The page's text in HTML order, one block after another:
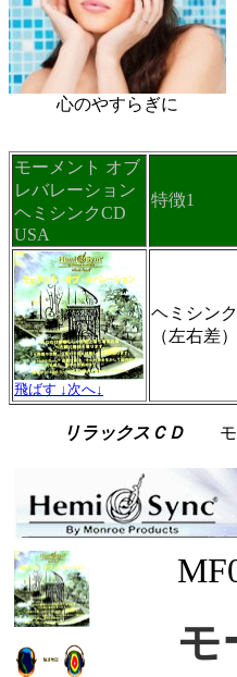
心のやすらぎに
モーメント オブ
レバレーション
ヘミシンクCD
USA
特徴1
飛ばす ↓次へ↓
ヘミシン
（左右差
リラックスＣＤ モン
モ